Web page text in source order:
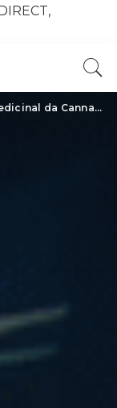
Uma Revolução em Saúde e Bem-Estar